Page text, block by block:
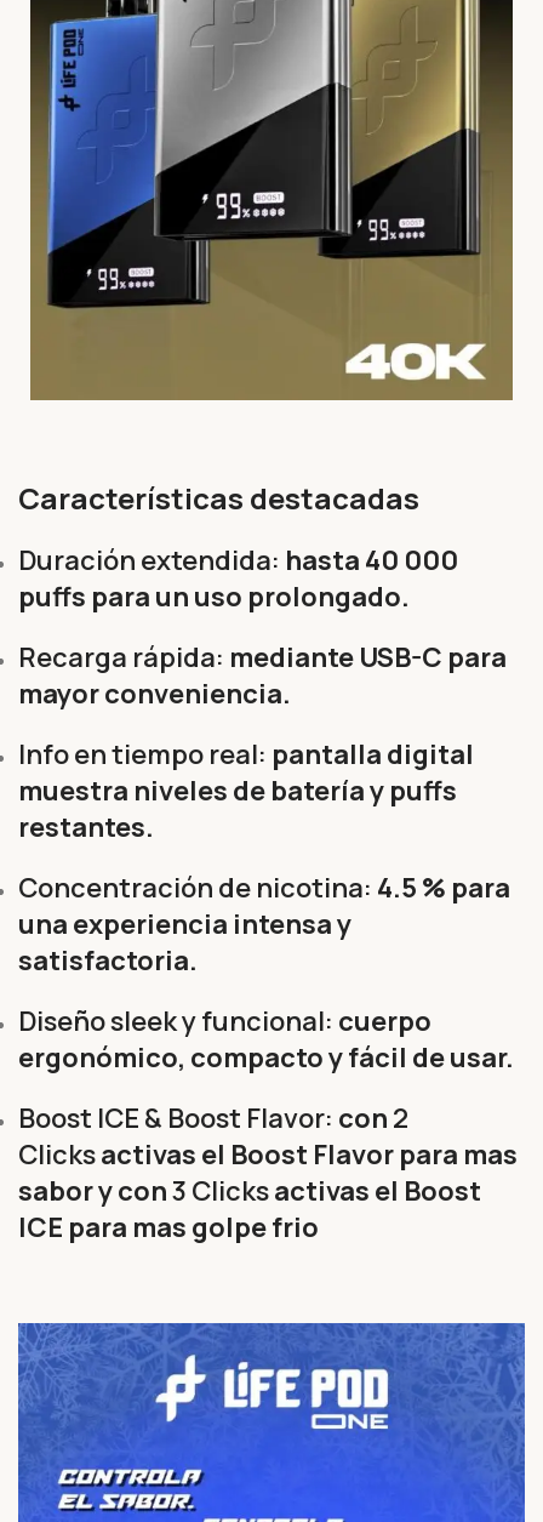
Características destacadas
Duración extendida: hasta 40 000
puffs para un uso prolongado.
Recarga rápida: mediante USB-C para
mayor conveniencia.
Info en tiempo real: pantalla digital
muestra niveles de batería y puffs
restantes.
Concentración de nicotina: 4.5 % para
una experiencia intensa y
satisfactoria.
Diseño sleek y funcional: cuerpo
ergonómico, compacto y fácil de usar.
Boost ICE & Boost Flavor: con 2
Clicksactivas el Boost Flavor para mas
sabor y con3 Clicksactivas el Boost
ICE para mas golpe frio